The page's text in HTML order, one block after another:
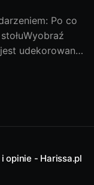
Po co
udekorowany
talerz i
piękną
opinie - Harissa.pl